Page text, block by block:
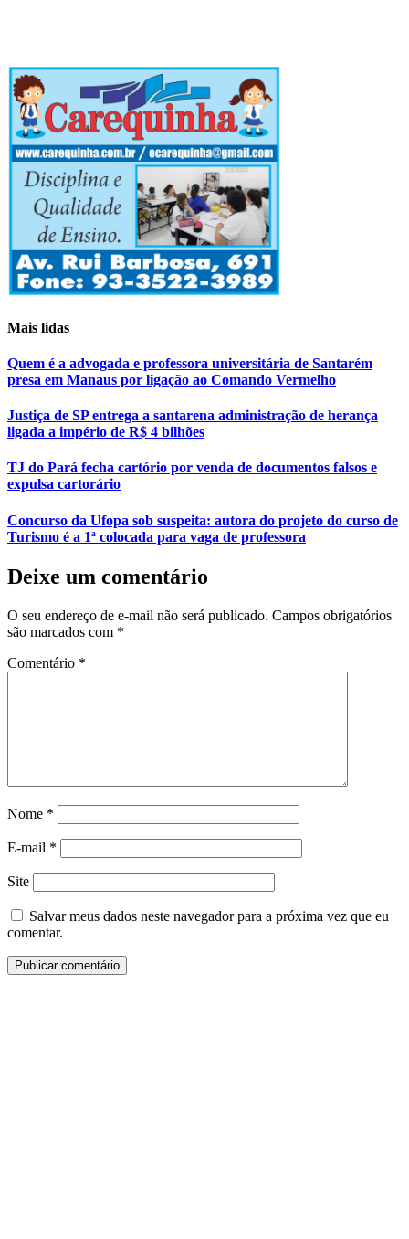
Mais lidas
Quem é a advogada e professora universitária de Santarém
presa em Manaus por ligação ao Comando Vermelho
Justiça de SP entrega a santarena administração de herança
ligada a império de R$ 4 bilhões
TJ do Pará fecha cartório por venda de documentos falsos e
expulsa cartorário
Concurso da Ufopa sob suspeita: autora do projeto do curso de
Turismo é a 1ª colocada para vaga de professora
Deixe um comentário
O seu endereço de e-mail não será publicado. Campos obrigatórios
são marcados com *
Comentário *
Nome *
E-mail *
Site
Salvar meus dados neste navegador para a próxima vez que eu
comentar.